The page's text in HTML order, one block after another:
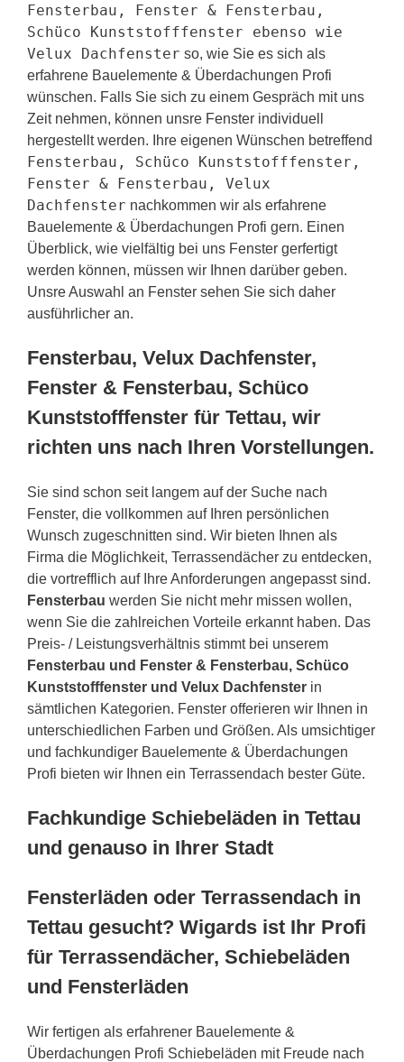
Fensterbau, Fenster & Fensterbau,
Schüco Kunststofffenster ebenso wie
Velux Dachfenster so, wie Sie es sich als
erfahrene Bauelemente & Überdachungen Profi
wünschen. Falls Sie sich zu einem Gespräch mit uns
Zeit nehmen, können unsre Fenster individuell
hergestellt werden. Ihre eigenen Wünschen betreffend
Fensterbau, Schüco Kunststofffenster,
Fenster & Fensterbau, Velux
Dachfenster nachkommen wir als erfahrene
Bauelemente & Überdachungen Profi gern. Einen
Überblick, wie vielfältig bei uns Fenster gerfertigt
werden können, müssen wir Ihnen darüber geben.
Unsre Auswahl an Fenster sehen Sie sich daher
ausführlicher an.
Fensterbau, Velux Dachfenster,
Fenster & Fensterbau, Schüco
Kunststofffenster für Tettau, wir
richten uns nach Ihren Vorstellungen.
Sie sind schon seit langem auf der Suche nach
Fenster, die vollkommen auf Ihren persönlichen
Wunsch zugeschnitten sind. Wir bieten Ihnen als
Firma die Möglichkeit, Terrassendächer zu entdecken,
die vortrefflich auf Ihre Anforderungen angepasst sind.
Fensterbau werden Sie nicht mehr missen wollen,
wenn Sie die zahlreichen Vorteile erkannt haben. Das
Preis- / Leistungsverhältnis stimmt bei unserem
Fensterbau und Fenster & Fensterbau, Schüco
Kunststofffenster und Velux Dachfenster in
sämtlichen Kategorien. Fenster offerieren wir Ihnen in
unterschiedlichen Farben und Größen. Als umsichtiger
und fachkundiger Bauelemente & Überdachungen
Profi bieten wir Ihnen ein Terrassendach bester Güte.
Fachkundige Schiebeläden in Tettau
und genauso in Ihrer Stadt
Fensterläden oder Terrassendach in
Tettau gesucht? Wigards ist Ihr Profi
für Terrassendächer, Schiebeläden
und Fensterläden
Wir fertigen als erfahrener Bauelemente &
Überdachungen Profi Schiebeläden mit Freude nach